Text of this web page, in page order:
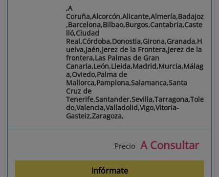
,A
Coruña,Alcorcón,Alicante,Almería,Badajoz
,Barcelona,Bilbao,Burgos,Cantabria,Caste
lló,Ciudad
Real,Córdoba,Donostia,Girona,Granada,H
uelva,Jaén,Jerez de la Frontera,Jerez de la
frontera,Las Palmas de Gran
Canaria,León,Lleida,Madrid,Murcia,Málag
a,Oviedo,Palma de
Mallorca,Pamplona,Salamanca,Santa
Cruz de
Tenerife,Santander,Sevilla,Tarragona,Tole
do,Valencia,Valladolid,Vigo,Vitoria-
Gasteiz,Zaragoza,
Precio A Consultar
Infórmate